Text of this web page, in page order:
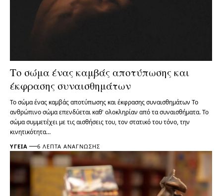
Το σώμα ένας καμβάς αποτύπωσης και
έκφρασης συναισθημάτων
Το σώμα ένας καμβάς αποτύπωσης και έκφρασης συναισθημάτων Το
ανθρώπινο σώμα επενδύεται καθ' ολοκληρίαν από τα συναισθήματα. Το
σώμα συμμετέχει με τις αισθήσεις του, τον στατικό του τόνο, την
κινητικότητα…
ΥΓΕΊΑ 6 ΛΕΠΤΆ ΑΝΆΓΝΩΣΗΣ